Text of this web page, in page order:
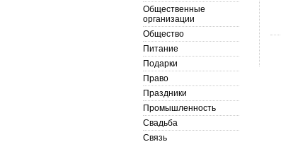
Общественные
организации
Общество
Питание
Подарки
Право
Праздники
Промышленность
Свадьба
Связь